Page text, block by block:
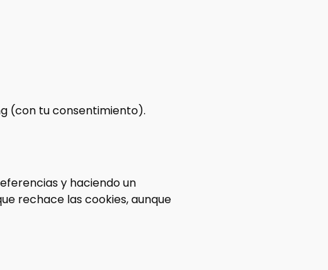
(con tu consentimiento).
y haciendo un
rechace las cookies, aunque